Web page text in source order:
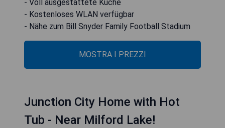
- Voll ausgestattete Küche
- Kostenloses WLAN verfügbar
- Nähe zum Bill Snyder Family Football Stadium
MOSTRA I PREZZI
Junction City Home with Hot
Tub - Near Milford Lake!